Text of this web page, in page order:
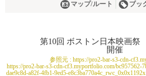
マップ/ルート ブッ
参照元 : https://pro2-bar-s3-cdn-
https://pro2-bar-s3-cdn-cf3.myportfolio.com/bc957562-
dae9c8d-a82f-4fb1-9ed5-